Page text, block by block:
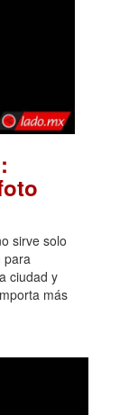
sirve solo
para
ciudad y
más